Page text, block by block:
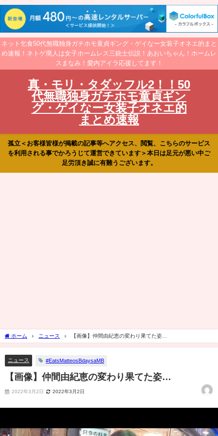
ネット乞食50代無職独身ガチホモ童貞ギング・ゲイなー女装子オネエ的まと
め速報！ネトゲ廃人は女子ホームレス三銃士伝説！あおいちゃん！ホームレ
スまなみ！愛内アイラ応援してます！
真・モリ・タダッフル2！！50
代無職独身ガチホモ童貞ギン
グ・ゲイなー女装子オネエ的
まとめ速報
孤立＜お客様皆様が掲載の記事等へアクセス、閲覧、こちらのサービス
を利用される事でかろうじて運営できています＞本日は足元が悪い中ご
足労頂き誠に有難うございます。
ホーム ニュース 【画像】仲間由紀恵の変わり果てた姿…
ニュース #EatsMatteosBdaysaMB
【画像】仲間由紀恵の変わり果てた姿…
2022年3月2日 2022年3月2日